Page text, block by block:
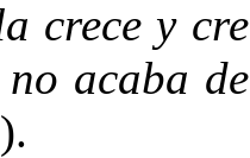
crece y
acaba